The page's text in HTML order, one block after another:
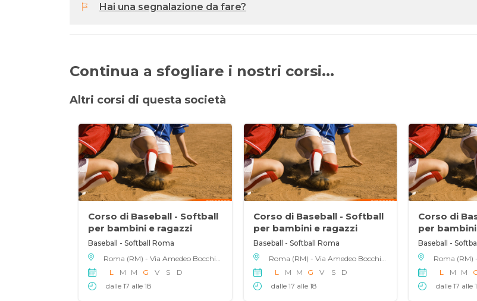
Hai una segnalazione da fare?
Continua a sfogliare i nostri corsi...
Altri corsi di questa società
Corso di Baseball - Softball
per bambini e ragazzi
Baseball - Softball Roma
L
M M G V S
D
dalle 17 alle 18
Corso di Baseball - Softball
per bambini e ragazzi
Baseball - Softball Roma
L
M M G V S
D
dalle 17 alle 18
Corso di
per
Baseball -
L
M M
dalle 17 alle